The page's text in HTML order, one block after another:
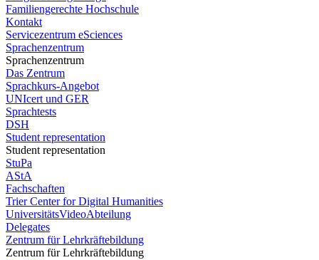
Familiengerechte Hochschule
Kontakt
Servicezentrum eSciences
Sprachenzentrum
Sprachenzentrum
Das Zentrum
Sprachkurs-Angebot
UNIcert und GER
Sprachtests
DSH
Student representation
Student representation
StuPa
AStA
Fachschaften
Trier Center for Digital Humanities
UniversitätsVideoAbteilung
Delegates
Zentrum für Lehrkräftebildung
Zentrum für Lehrkräftebildung